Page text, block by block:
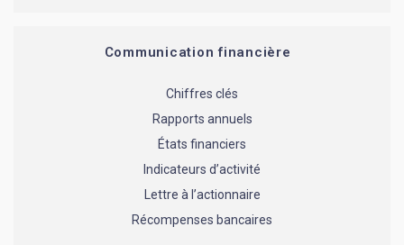
Communication financière
Chiffres clés
Rapports annuels
États financiers
Indicateurs d’activité
Lettre à l’actionnaire
Récompenses bancaires